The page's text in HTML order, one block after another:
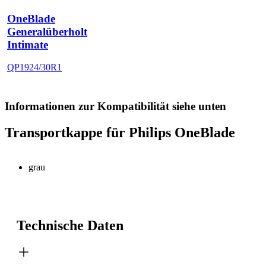
OneBlade
Generalüberholt
Intimate
QP1924/30R1
Informationen zur Kompatibilität siehe unten
Transportkappe für Philips OneBlade
grau
Technische Daten